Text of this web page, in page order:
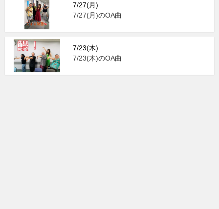
7/27(月)
7/27(月)のOA曲
7/23(木)
7/23(木)のOA曲